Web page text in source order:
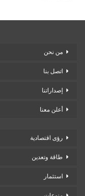
من نحن
اتصل بنا
إصداراتنا
أعلن معنا
رؤى اقتصادية
طاقة وتعدين
استثمار